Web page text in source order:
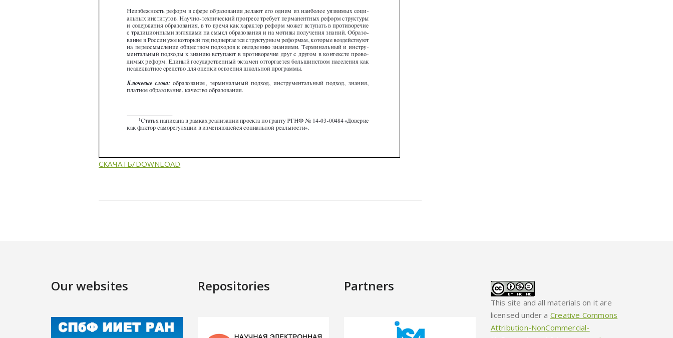
СКАЧАТЬ/DOWNLOAD
Our websites Repositories Partners
This site and all materials on it are
licensed under a Creative Commons
Attribution-NonCommercial-